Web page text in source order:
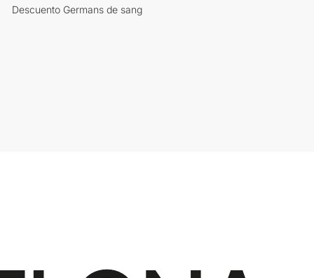
Descuento Germans de sang